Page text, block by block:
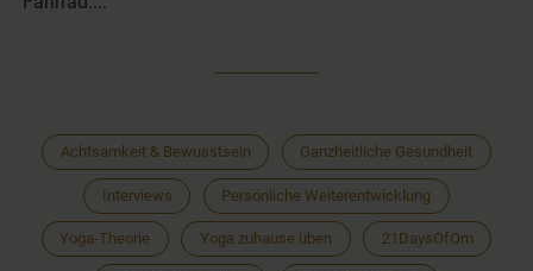
Achtsamkeit & Bewusstsein Ganzheitliche Gesundheit
Interviews Persönliche Weiterentwicklung
Yoga-Theorie Yoga zuhause üben 21DaysOfOm